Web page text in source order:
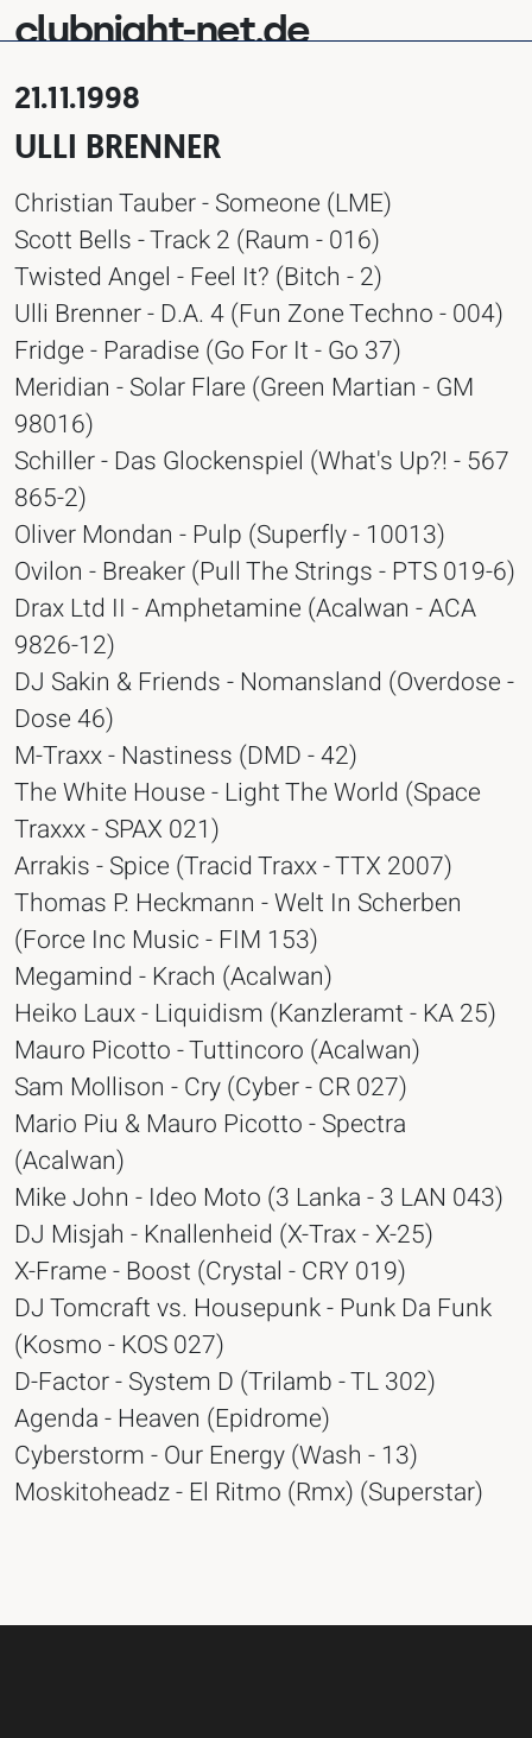
clubnight-net.de
21.11.1998
ULLI BRENNER
Christian Tauber - Someone (LME)
Scott Bells - Track 2 (Raum - 016)
Twisted Angel - Feel It? (Bitch - 2)
Ulli Brenner - D.A. 4 (Fun Zone Techno - 004)
Fridge - Paradise (Go For It - Go 37)
Meridian - Solar Flare (Green Martian - GM
98016)
Schiller - Das Glockenspiel (What's Up?! - 567
865-2)
Oliver Mondan - Pulp (Superfly - 10013)
Ovilon - Breaker (Pull The Strings - PTS 019-6)
Drax Ltd II - Amphetamine (Acalwan - ACA
9826-12)
DJ Sakin & Friends - Nomansland (Overdose -
Dose 46)
M-Traxx - Nastiness (DMD - 42)
The White House - Light The World (Space
Traxxx - SPAX 021)
Arrakis - Spice (Tracid Traxx - TTX 2007)
Thomas P. Heckmann - Welt In Scherben
(Force Inc Music - FIM 153)
Megamind - Krach (Acalwan)
Heiko Laux - Liquidism (Kanzleramt - KA 25)
Mauro Picotto - Tuttincoro (Acalwan)
Sam Mollison - Cry (Cyber - CR 027)
Mario Piu & Mauro Picotto - Spectra
(Acalwan)
Mike John - Ideo Moto (3 Lanka - 3 LAN 043)
DJ Misjah - Knallenheid (X-Trax - X-25)
X-Frame - Boost (Crystal - CRY 019)
DJ Tomcraft vs. Housepunk - Punk Da Funk
(Kosmo - KOS 027)
D-Factor - System D (Trilamb - TL 302)
Agenda - Heaven (Epidrome)
Cyberstorm - Our Energy (Wash - 13)
Moskitoheadz - El Ritmo (Rmx) (Superstar)